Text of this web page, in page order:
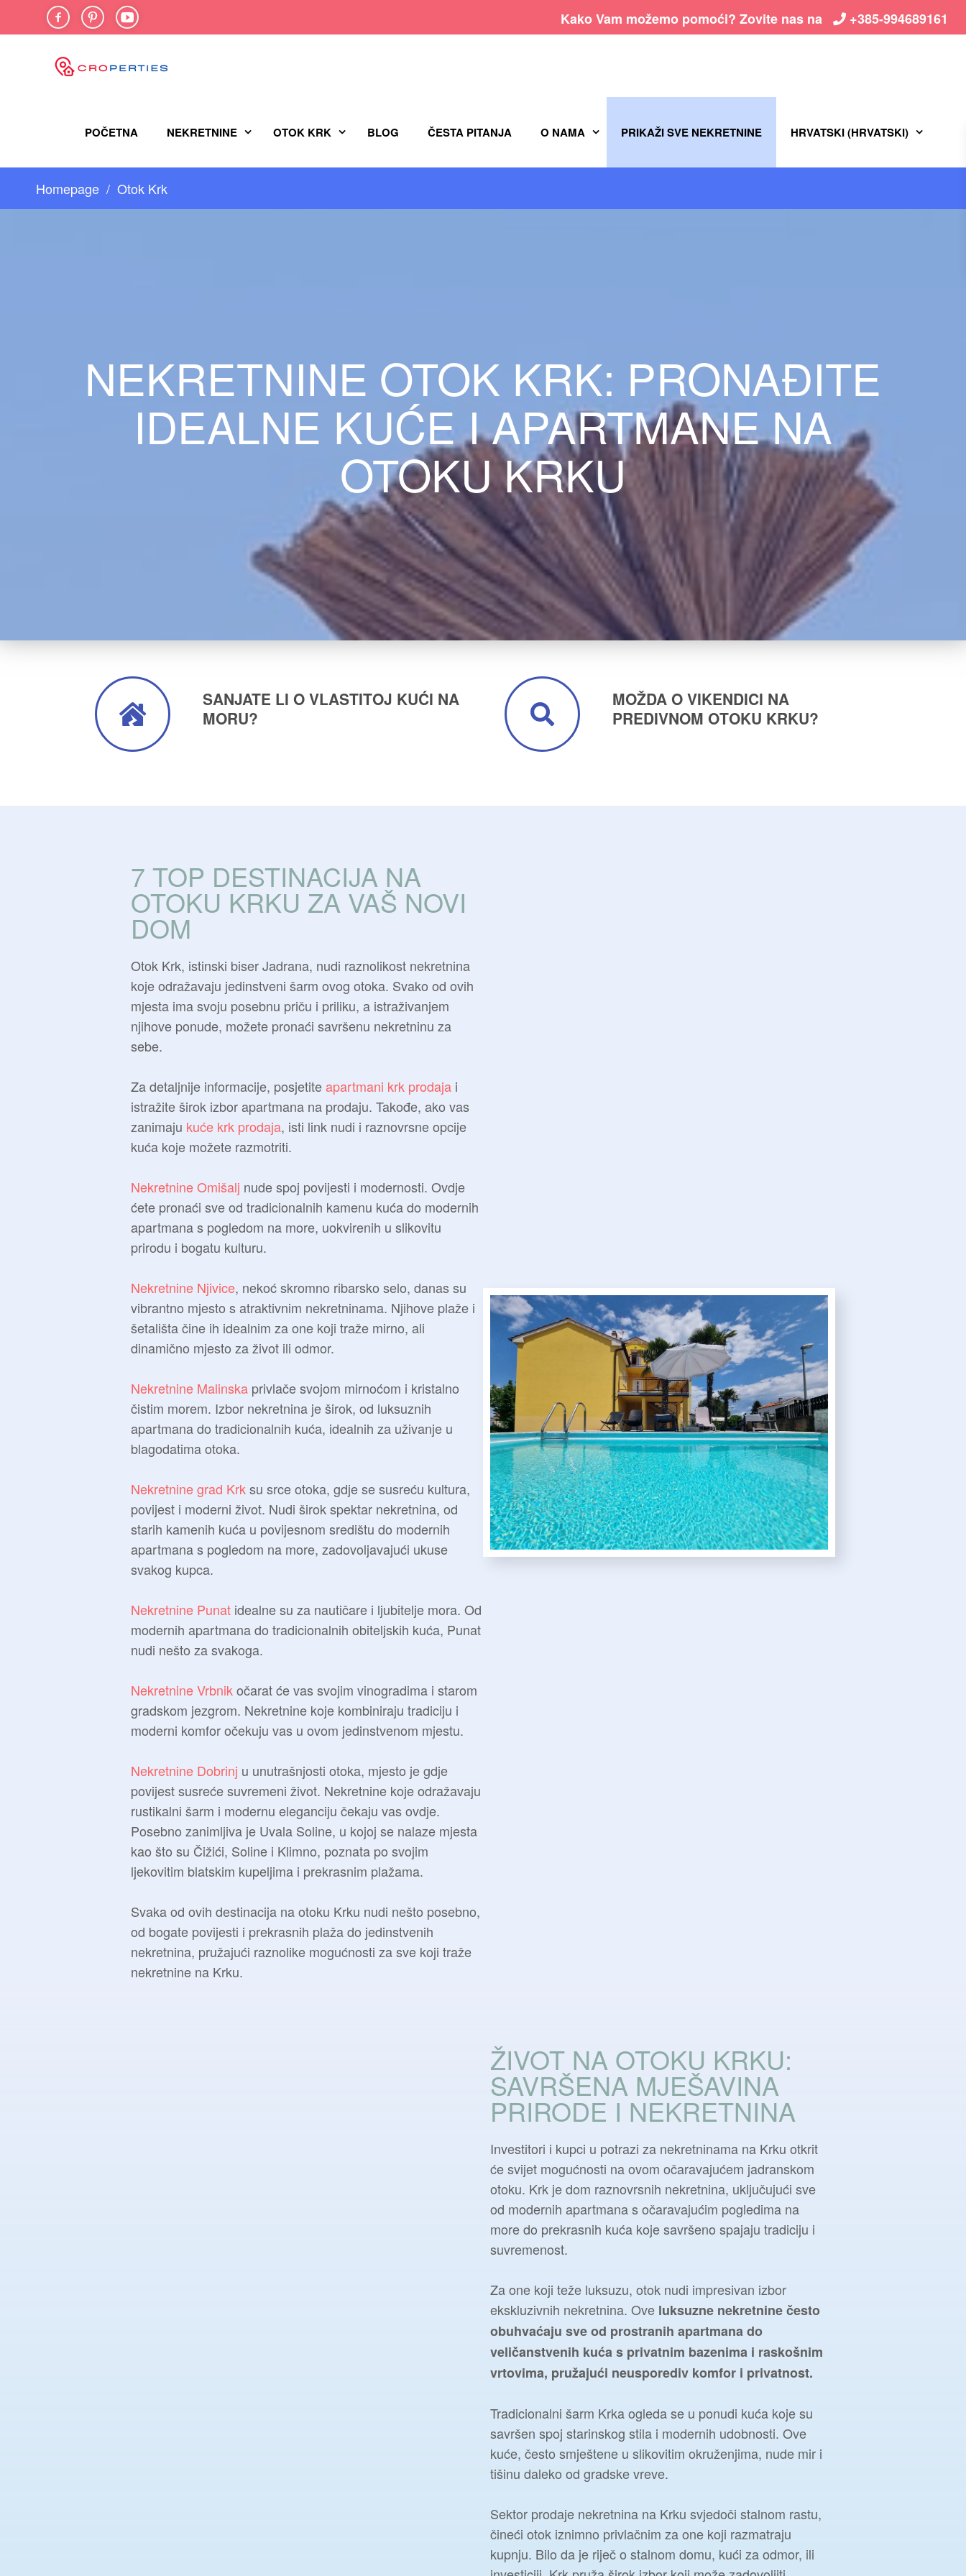
FACEBOOKPINTEREST
YOU-
Kako Vam možemo pomoći? Zovite nas na +385-994689161
POČETNA NEKRETNINE OTOK KRK BLOG ČESTA PITANJA O NAMA PRIKAŽI SVE NEKRETNINE HRVATSKI(HRVATSKI)
Homepage Otok Krk
NEKRETNINE OTOK KRK: PRONAĐITE
IDEALNE KUĆE I APARTMANE NA
OTOKU KRKU
SANJATE LI O VLASTITOJ KUĆI NA
MORU?
MOŽDA O VIKENDICI NA
PREDIVNOM OTOKU KRKU?
7 TOP DESTINACIJA NA
OTOKU KRKU ZA VAŠ NOVI
DOM
Otok Krk, istinski biser Jadrana, nudi raznolikost nekretnina
koje odražavaju jedinstveni šarm ovog otoka. Svako od ovih
mjesta ima svoju posebnu priču i priliku, a istraživanjem
njihove ponude, možete pronaći savršenu nekretninu za
sebe.
Za detaljnije informacije, posjetiteapartmani krk prodaja i
istražite širok izbor apartmana na prodaju. Takođe, ako vas
zanimaju kuće krk prodaja, isti link nudi i raznovrsne opcije
kuća koje možete razmotriti.
Nekretnine Omišalj nude spoj povijesti i modernosti. Ovdje
ćete pronaći sve od tradicionalnih kamenu kuća do modernih
apartmana s pogledom na more, uokvirenih u slikovitu
prirodu i bogatu kulturu.
Nekretnine Njivice, nekoć skromno ribarsko selo, danas su
vibrantno mjesto s atraktivnim nekretninama. Njihove plaže i
šetališta čine ih idealnim za one koji traže mirno, ali
dinamično mjesto za život ili odmor.
Nekretnine Malinska privlače svojom mirnoćom i kristalno
čistim morem. Izbor nekretnina je širok, od luksuznih
apartmana do tradicionalnih kuća, idealnih za uživanje u
blagodatima otoka.
Nekretnine grad Krksu srce otoka, gdje se susreću kultura,
povijest i moderni život. Nudi širok spektar nekretnina, od
starih kamenih kuća u povijesnom središtu do modernih
apartmana s pogledom na more, zadovoljavajući ukuse
svakog kupca.
Nekretnine Punat idealne su za nautičare i ljubitelje mora. Od
modernih apartmana do tradicionalnih obiteljskih kuća, Punat
nudi nešto za svakoga.
Nekretnine Vrbnikočarat će vas svojim vinogradima i starom
gradskom jezgrom. Nekretnine koje kombiniraju tradiciju i
moderni komfor očekuju vas u ovom jedinstvenom mjestu.
Nekretnine Dobrinj u unutrašnjosti otoka, mjesto je gdje
povijest susreće suvremeni život. Nekretnine koje odražavaju
rustikalni šarm i modernu eleganciju čekaju vas ovdje.
Posebno zanimljiva je Uvala Soline, u kojoj se nalaze mjesta
kao što su Čižići, Soline i Klimno, poznata po svojim
ljekovitim blatskim kupeljima i prekrasnim plažama.
Svaka od ovih destinacija na otoku Krku nudi nešto posebno,
od bogate povijesti i prekrasnih plaža do jedinstvenih
nekretnina, pružajući raznolike mogućnosti za sve koji traže
nekretnine na Krku.
ŽIVOT NA OTOKU KRKU:
SAVRŠENA MJEŠAVINA
PRIRODE I NEKRETNINA
Investitori i kupci u potrazi za nekretninama na Krku otkrit
će svijet mogućnosti na ovom očaravajućem jadranskom
otoku. Krk je dom raznovrsnih nekretnina, uključujući sve
od modernih apartmana s očaravajućim pogledima na
more do prekrasnih kuća koje savršeno spajaju tradiciju i
suvremenost.
Za one koji teže luksuzu, otok nudi impresivan izbor
ekskluzivnih nekretnina. Ove luksuzne nekretnine često
obuhvaćaju sve od prostranih apartmana do
veličanstvenih kuća s privatnim bazenima i raskošnim
vrtovima, pružajući neusporediv komfor i privatnost.
Tradicionalni šarm Krka ogleda se u ponudi kuća koje su
savršen spoj starinskog stila i modernih udobnosti. Ove
kuće, često smještene u slikovitim okruženjima, nude mir i
tišinu daleko od gradske vreve.
Sektor prodaje nekretnina na Krku svjedoči stalnom rastu,
čineći otok iznimno privlačnim za one koji razmatraju
kupnju. Bilo da je riječ o stalnom domu, kući za odmor, ili